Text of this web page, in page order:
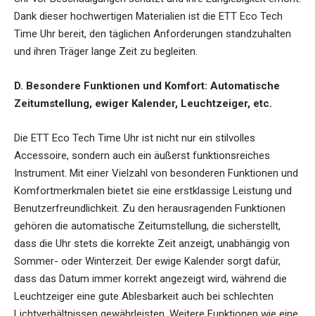
Dank dieser hochwertigen Materialien ist die ETT Eco Tech
Time Uhr bereit, den täglichen Anforderungen standzuhalten
und ihren Träger lange Zeit zu begleiten.
D. Besondere Funktionen und Komfort: Automatische
Zeitumstellung, ewiger Kalender, Leuchtzeiger, etc.
Die ETT Eco Tech Time Uhr ist nicht nur ein stilvolles
Accessoire, sondern auch ein äußerst funktionsreiches
Instrument. Mit einer Vielzahl von besonderen Funktionen und
Komfortmerkmalen bietet sie eine erstklassige Leistung und
Benutzerfreundlichkeit. Zu den herausragenden Funktionen
gehören die automatische Zeitumstellung, die sicherstellt,
dass die Uhr stets die korrekte Zeit anzeigt, unabhängig von
Sommer- oder Winterzeit. Der ewige Kalender sorgt dafür,
dass das Datum immer korrekt angezeigt wird, während die
Leuchtzeiger eine gute Ablesbarkeit auch bei schlechten